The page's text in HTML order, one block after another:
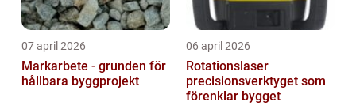
07 april 2026
Markarbete - grunden för
hållbara byggprojekt
06 april 2026
Rotationslaser
precisionsverktyget som
förenklar bygget